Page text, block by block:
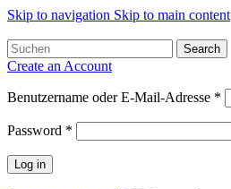
Skip to navigation Skip to main content
Search
Create an Account
Benutzername oder E-Mail-Adresse *
Password *
Log in